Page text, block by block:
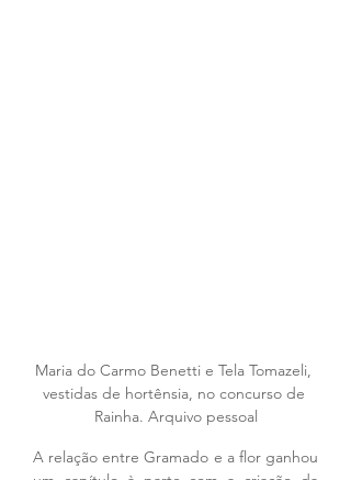
Maria do Carmo Benetti e Tela Tomazeli,
vestidas de hortênsia, no concurso de
Rainha. Arquivo pessoal
A relação entre Gramado e a flor ganhou